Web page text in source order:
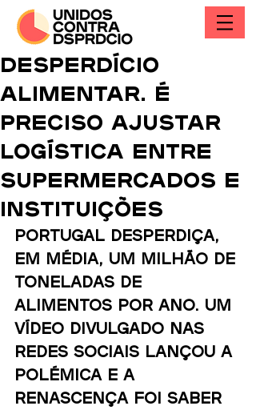
Desperdício
alimentar. É
preciso ajustar
logística entre
supermercados e
instituições
Portugal desperdiça,
em média, um milhão de
toneladas de
alimentos por ano. Um
vídeo divulgado nas
redes sociais lançou a
polémica e a
Renascença foi saber